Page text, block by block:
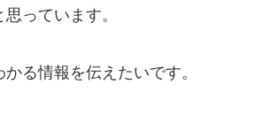
っています。
る情報を伝えたいです。